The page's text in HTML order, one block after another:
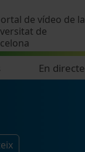
de vídeo de la
de
En directe